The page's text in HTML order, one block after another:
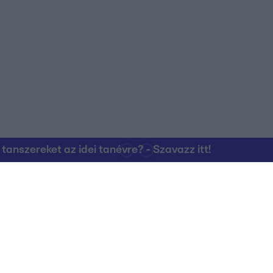
az idei tanévre? - Szavazz itt!